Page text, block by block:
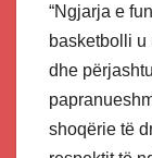
“Ngjarja e
basketbolli u
dhe
shoqërie të